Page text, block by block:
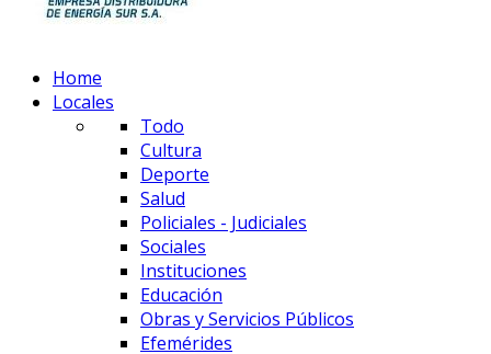
Home
Locales
Todo
Cultura
Deporte
Salud
Policiales - Judiciales
Sociales
Instituciones
Educación
Obras y Servicios Públicos
Efemérides